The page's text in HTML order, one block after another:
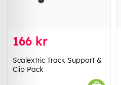
166 kr
Scalextric Track Support &
Clip Pack